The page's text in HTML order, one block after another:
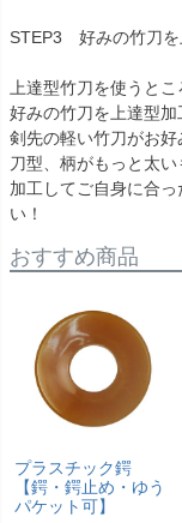
STEP3 好みの竹刀を
上達型竹刀を使うと
好みの竹刀を上達型加
剣先の軽い竹刀がお
刀型、柄がもっと太
加工してご自身に合
い！
おすすめ商品
プラスチック鍔
【鍔・鍔止め・ゆう
パケット可】